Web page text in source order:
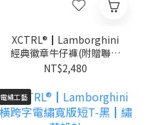
XCTRL®┃Lamborghini
經典徽章牛仔褲(附贈聯名
鑰匙圈)┃硬挺 顯瘦
NT$2,480
電繡工藝